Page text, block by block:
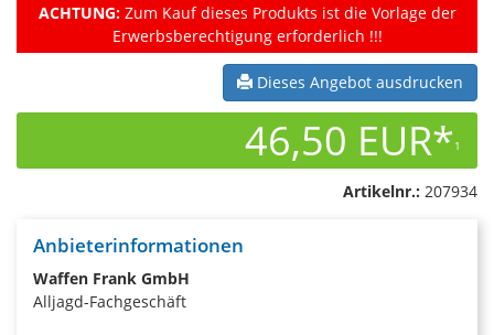
ACHTUNG:Zum Kauf dieses Produkts ist die Vorlage der
Erwerbsberechtigung erforderlich !!!
Dieses Angebot ausdrucken
46,50 EUR*1
Artikelnr.: 207934
Anbieterinformationen
Waffen Frank GmbH
Alljagd-Fachgeschäft